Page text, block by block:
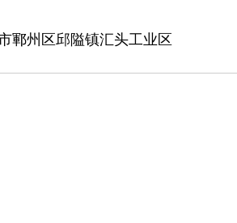
鄆州区邱隘镇汇头工业区